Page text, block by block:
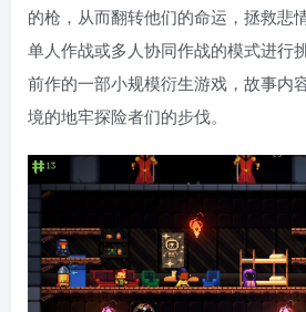
的枪，从而翻转他们的命运，拯救悲
单人作战或多人协同作战的模式进行
前作的一部小规模衍生游戏，故事内
境的地牢探险者们的步伐。